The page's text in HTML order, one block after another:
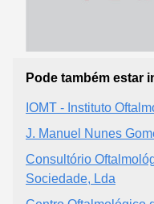
Pode também estar
IOMT - Instituto
J. Manuel Nunes
Consultório
Sociedade, Lda